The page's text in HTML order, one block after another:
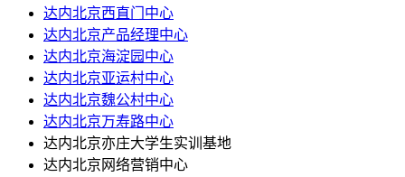
达内北京西直门中心
达内北京产品经理中心
达内北京海淀园中心
达内北京亚运村中心
达内北京魏公村中心
达内北京万寿路中心
达内北京亦庄大学生实训基地
达内北京网络营销中心